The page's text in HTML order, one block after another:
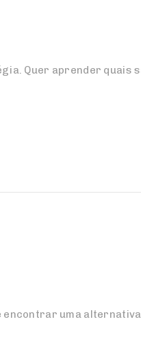
Quer aprender quais
encontrar uma